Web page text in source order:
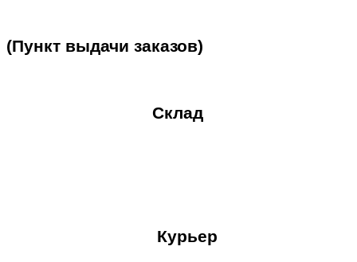
(Пункт выдачи заказов)
Склад
Курьер